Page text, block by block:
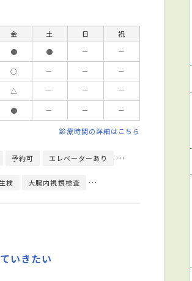
金 土 日
祝
● ● －
－
○ － －
－
△ － －
－
● － － －
診療時間の詳細はこちら
予約可 エレベーターあり クレジットカード対応
検 大腸内視鏡検査 超音波検査
いきたい